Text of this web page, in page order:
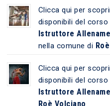
Clicca qui per
disponibili del corso
Istruttore
nella comune di
Clicca qui per
disponibili del corso
Istruttore
Roè Volciano